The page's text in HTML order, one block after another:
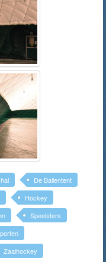
De Ballentent
Hockey
Speelsters
Zaalhockey